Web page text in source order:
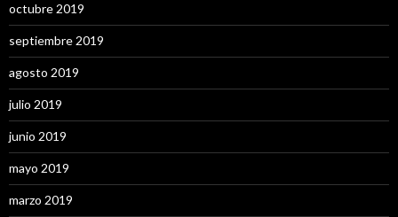
octubre 2019
septiembre 2019
agosto 2019
julio 2019
junio 2019
mayo 2019
marzo 2019